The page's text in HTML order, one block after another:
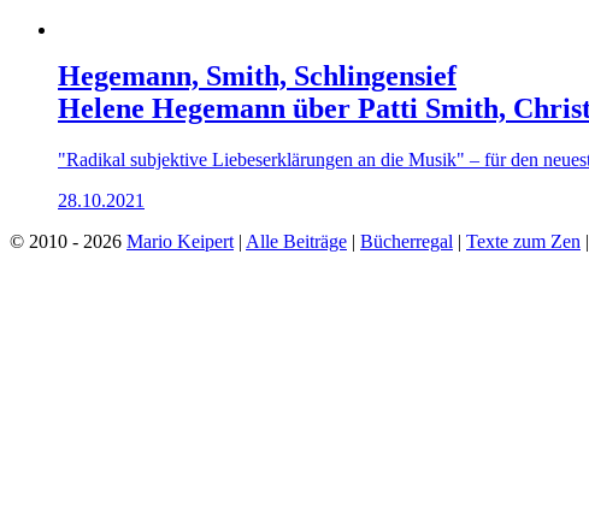
Hegemann, Smith, Schlingensief
Helene Hegemann über Patti Smith,
"Radikal subjektive Liebeserklärungen an die Musik" – für den
28.10.2021
© 2010 - 2026 Mario Keipert | Alle Beiträge | Bücherregal | Texte zum Zen |